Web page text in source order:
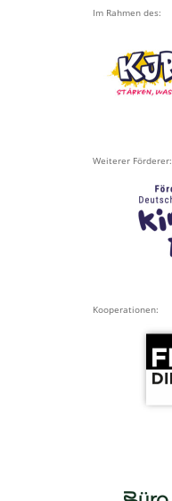
Im Rahmen des:
Weiterer Förderer:
Kooperationen: